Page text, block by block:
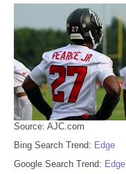
Source: AJC.com
Bing Search Trend: Edge
Google Search Trend: Edge